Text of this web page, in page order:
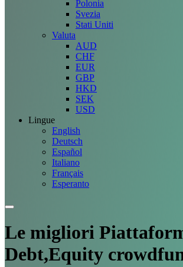
Polonia
Svezia
Stati Uniti
Valuta
AUD
CHF
EUR
GBP
HKD
SEK
USD
Lingue
English
Deutsch
Español
Italiano
Français
Esperanto
Le migliori
Debt,Equity